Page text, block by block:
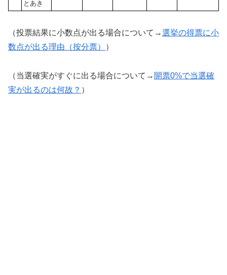
とあき
（投票結果に小数点が出る場合について→選挙の得票に小
数点が出る理由（按分票）
）
（当選確実がすぐに出る場合について→ 開票0%で当選確
実が出るのは何故？ ）